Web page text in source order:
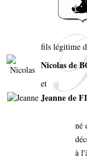
fils légitime
Nicolas de
et
Jeanne de
né
à